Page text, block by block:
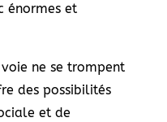
énormes et
ne se trompent
des possibilités
et de